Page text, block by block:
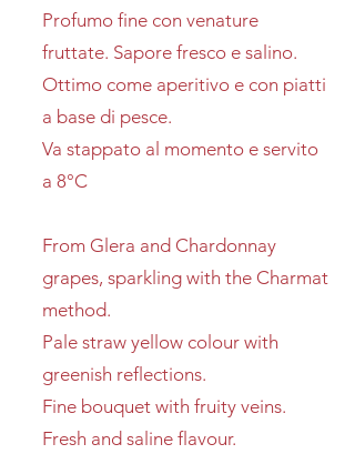
Profumo fine con venature
fruttate. Sapore fresco e salino.
Ottimo come aperitivo e con piatti
a base di pesce.
Va stappato al momento e servito
a 8°C
From Glera and Chardonnay
grapes, sparkling with the Charmat
method.
Pale straw yellow colour with
greenish reflections.
Fine bouquet with fruity veins.
Fresh and saline flavour.